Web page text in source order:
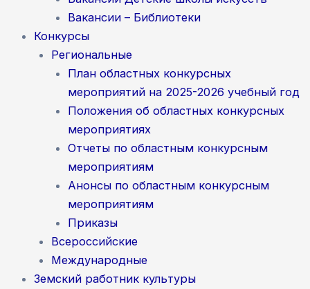
Вакансии – Библиотеки
Конкурсы
Региональные
План областных конкурсных
мероприятий на 2025-2026 учебный год
Положения об областных конкурсных
мероприятиях
Отчеты по областным конкурсным
мероприятиям
Анонсы по областным конкурсным
мероприятиям
Приказы
Всероссийские
Международные
Земский работник культуры